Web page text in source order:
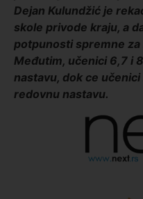
Dejan Kulundžić je
skole privode kraju, a
potpunosti spremne
Međutim, učenici 6,7 i
nastavu, dok ce
redovnu nastavu.